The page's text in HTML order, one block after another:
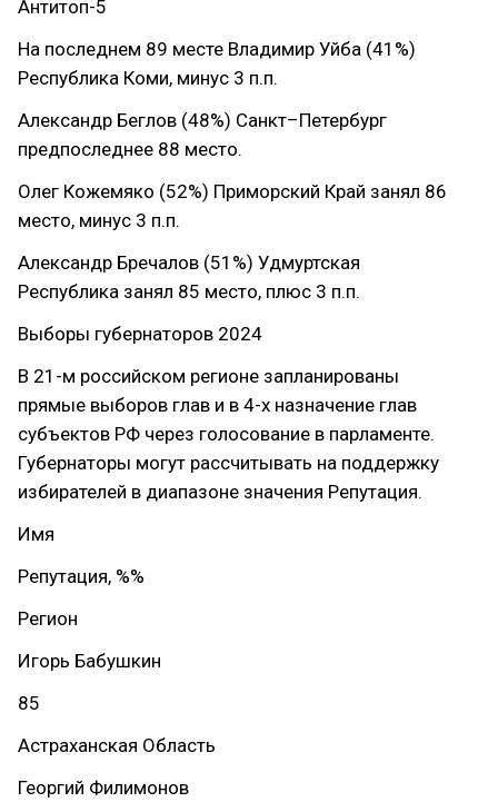
Антитоп-5
На последнем 89 месте Владимир Уйба (41%)
Республика Коми, минус 3 п.п.
Александр Беглов (48%) Санкт–Петербург
предпоследнее 88 место.
Олег Кожемяко (52%) Приморский Край занял 86
место, минус 3 п.п.
Александр Бречалов (51%) Удмуртская
Республика занял 85 место, плюс 3 п.п.
Выборы губернаторов 2024
В 21-м российском регионе запланированы
прямые выборов глав и в 4-х назначение глав
субъектов РФ через голосование в парламенте.
Губернаторы могут рассчитывать на поддержку
избирателей в диапазоне значения Репутация.
Имя
Репутация, %%
Регион
Игорь Бабушкин
85
Астраханская Область
Георгий Филимонов